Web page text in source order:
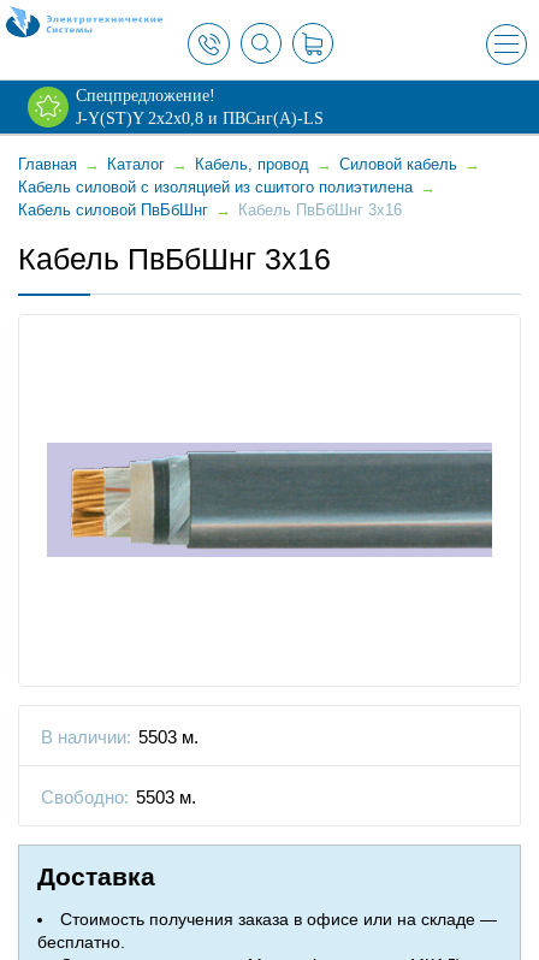
×
Спецпредложение!
J-Y(ST)Y 2х2х0,8 и ПВСнг(А)-LS
Главная → Каталог → Кабель, провод → Силовой кабель →
Кабель силовой с изоляцией из сшитого полиэтилена →
Кабель силовой ПвБбШнг → Кабель ПвБбШнг 3x16
Кабель ПвБбШнг 3x16
В наличии: 5503 м.
Свободно: 5503 м.
Доставка
Стоимость получения заказа в офисе или на складе —
бесплатно.